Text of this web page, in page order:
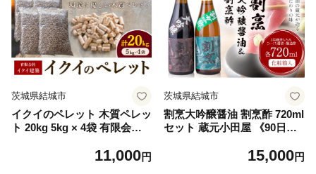
スハム 角煮 茨城県 結城市
【配送不可地域あり】(北海
道・沖縄・離島)
茨城県結城市
イクイのペレット 木質ペレッ
ト 20kg 5kg × 4袋 有限会社
予定(土日祝除く)》茨城県 結
11,000円
茨城県結城市
割烹大吟醸醤油 割烹酢 720ml
セット 蔵元小田屋 《90日以
茨城県 結城市 お酢 しょうゆ
15,000円